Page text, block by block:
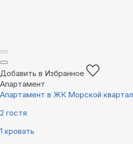
Добавить в Избранное
Апартамент
Апартамент в ЖК Морской квартал
2 гостя
1 кровать